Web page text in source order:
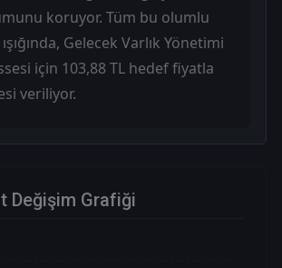
koruyor. Tüm bu olumlu
Gelecek Varlık Yönetimi
için 103,88 TL hedef fiyatla
veriliyor.
Değişim Grafiği